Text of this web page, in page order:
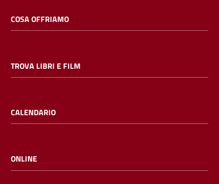
COSA OFFRIAMO
TROVA LIBRI E FILM
CALENDARIO
ONLINE